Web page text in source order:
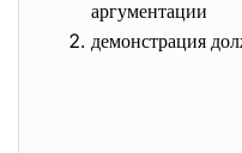
аргументации
демонстрация